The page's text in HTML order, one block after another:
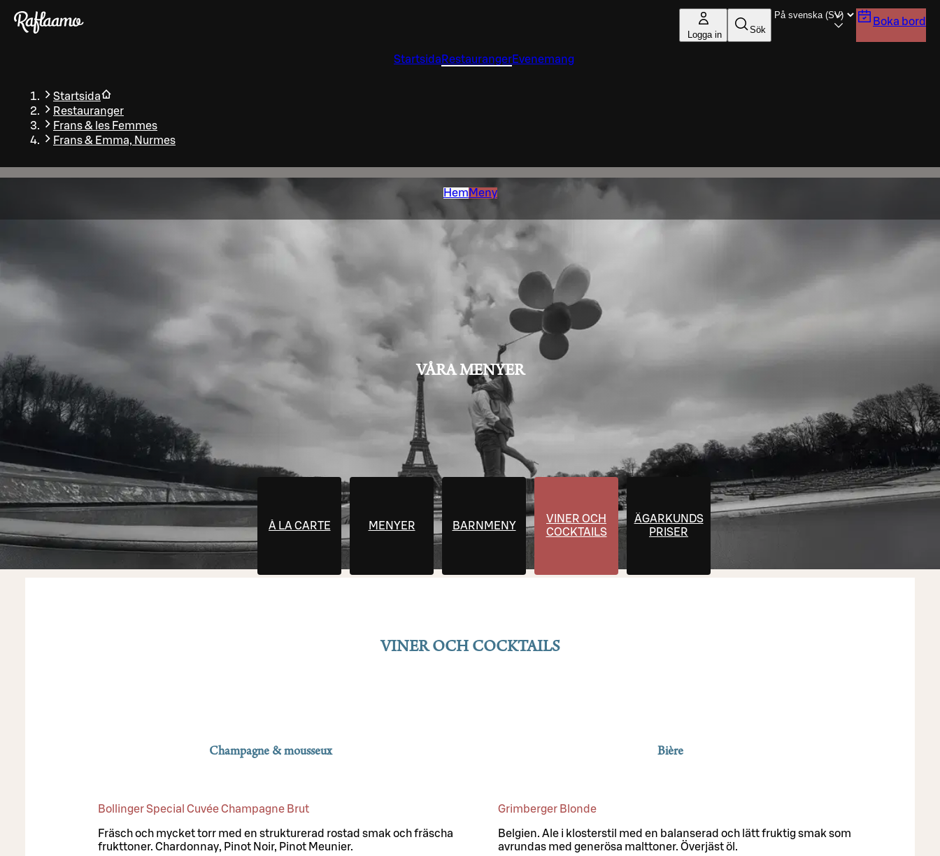
Gå till huvudinnehållet
Logga in Sök
Boka bord
Startsida RestaurangerEvenemang
Startsida
Restauranger
Frans & les Femmes
Frans & Emma, Nurmes
Hem Meny
VÅRA MENYER
À LA CARTE MENYER BARNMENY
VINER OCH
COCKTAILS
ÄGARKUNDS
PRISER
VINER OCH COCKTAILS
Champagne & mousseux
Bollinger Special Cuvée Champagne Brut
Fräsch och mycket torr med en strukturerad rostad smak och fräscha
frukttoner. Chardonnay, Pinot Noir, Pinot Meunier.
Bière
Grimberger Blonde
Belgien. Ale i klosterstil med en balanserad och lätt fruktig smak som
avrundas med generösa malttoner. Överjäst öl.